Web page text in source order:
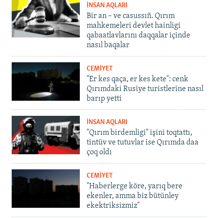
İNSAN AQLARI
Bir an – ve casussıñ. Qırım
mahkemeleri devlet hainligi
qabaatlavlarını daqqalar içinde
nasıl baqalar
CEMİYET
"Er kes qaça, er kes kete": cenk
Qırımdaki Rusiye turistlerine nasıl
barıp yetti
İNSAN AQLARI
"Qırım birdemligi" işini toqtattı,
tintüv ve tutuvlar ise Qırımda daa
çoq oldı
CEMİYET
"Haberlerge köre, yarıq bere
ekenler, amma biz bütünley
ekektriksizmiz"